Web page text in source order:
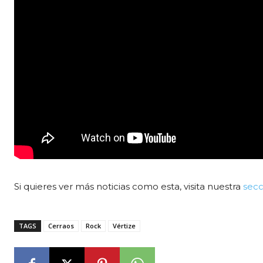
Si quieres ver más noticias como esta, visita nuestra
TAGS Cerraos Rock Vértize